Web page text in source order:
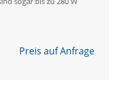
Preis auf Anfrage